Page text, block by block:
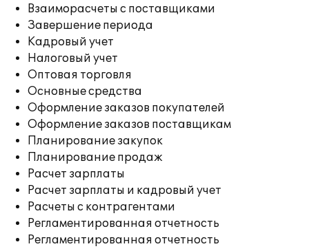
Взаиморасчеты с поставщиками
Завершение периода
Кадровый учет
Налоговый учет
Оптовая торговля
Основные средства
Оформление заказов покупателей
Оформление заказов поставщикам
Планирование закупок
Планирование продаж
Расчет зарплаты
Расчет зарплаты и кадровый учет
Расчеты с контрагентами
Регламентированная отчетность
Регламентированная отчетность